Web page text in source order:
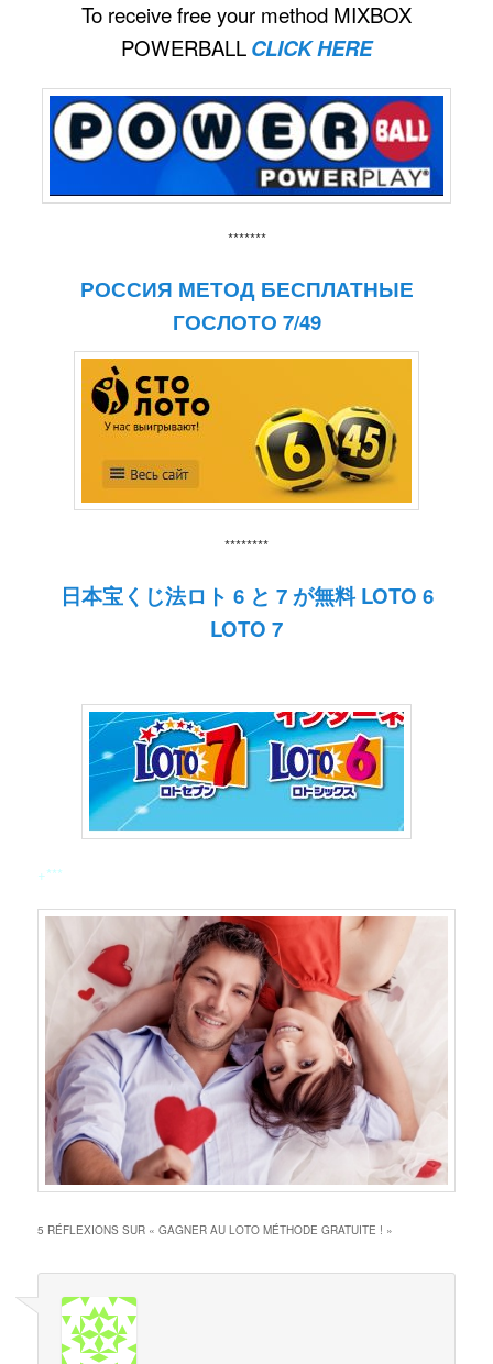
To receive free your method MIXBOX
POWERBALLCLICK HERE
*******
РОССИЯ МЕТОД БЕСПЛАТНЫЕ
ГОСЛОТО 7/49
********
日本宝くじ法ロト 6 と 7 が無料 LOTO 6
LOTO 7
+***
5 RÉFLEXIONS SUR «GAGNER AU LOTO MÉTHODE GRATUITE ! »